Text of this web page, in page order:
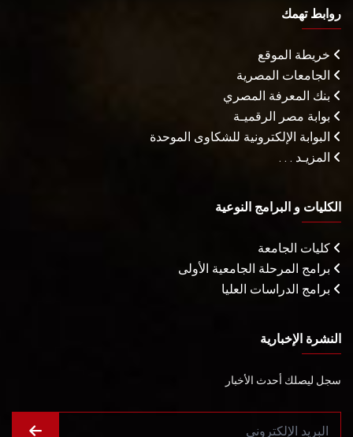
روابط تهمك
خريطة الموقع
الجامعات المصرية
بنك المعرفة المصري
بوابة مصر الرقميـة
البوابة الإلكترونية للشكاوى الموحدة
المزيـد . . .
الكليات و البرامج النوعية
كليات الجامعة
برامج المرحلة الجامعية الأولى
برامج الدراسات العليا
النشرة الإخبارية
سجل ليصلك أحدث الأخبار